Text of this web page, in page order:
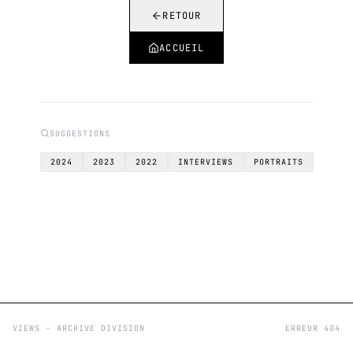
RETOUR
ACCUEIL
SUGGESTIONS
2024 2023 2022 INTERVIEWS PORTRAITS
VIEWS - ARCHIVE DIVISION ERREUR 404